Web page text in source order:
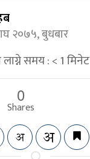
२०७५, बुधबार
समय :< 1मिनेट
0
Shares